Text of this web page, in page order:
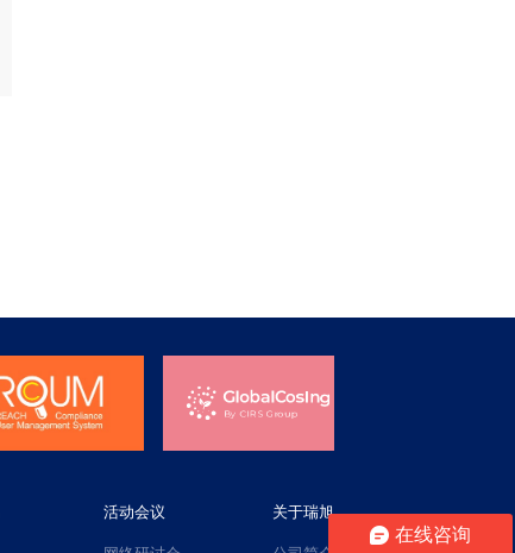
活动会议
关于瑞旭
在线咨询